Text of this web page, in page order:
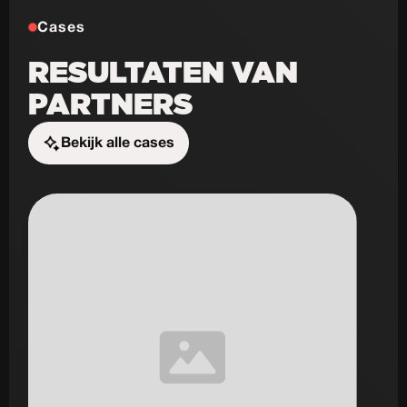
Cases
RESULTATEN VAN
PARTNERS
Bekijk alle cases
Start de uitdaging